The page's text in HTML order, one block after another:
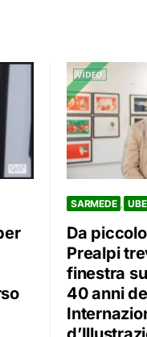
SARMEDE
Da
Prealpi
finestra
40 anni